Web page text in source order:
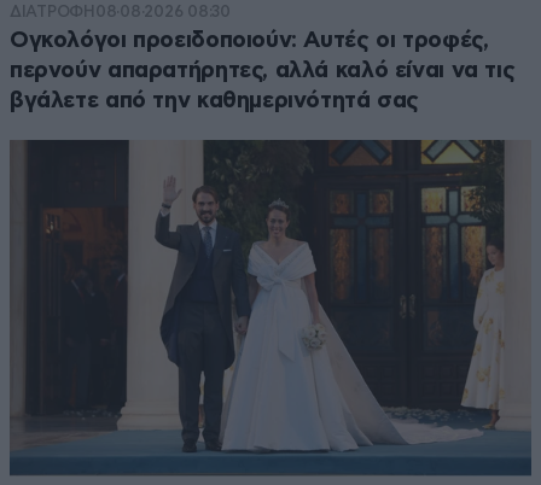
ΔΙΑΤΡΟΦΗ 08·08·2026 08:30
Ογκολόγοι προειδοποιούν: Αυτές οι τροφές,
περνούν απαρατήρητες, αλλά καλό είναι να τις
βγάλετε από την καθημερινότητά σας